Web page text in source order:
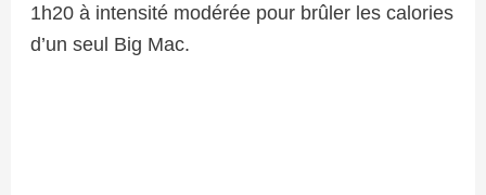
1h20 à intensité modérée pour brûler les calories
d’un seul Big Mac.